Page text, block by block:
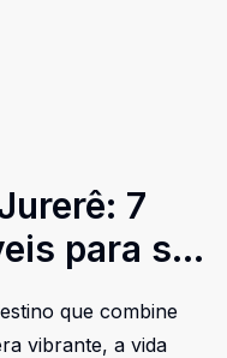
7
para se
que combine
vibrante, a vida